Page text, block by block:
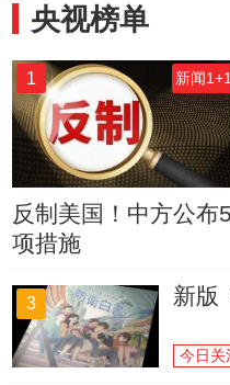
央视榜单
1 新闻1+1
反制美国！中方公布5
项措施
3 新版
今日关